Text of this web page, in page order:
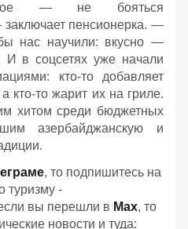
— не бояться
пенсионерка. —
нас научили: вкусно —
И в соцсетях уже начали
кто-то добавляет
кто-то жарит их на гриле.
хитом среди бюджетных
азербайджанскую и
, то подпишитесь на
туризму -
вы перешли в Мах, то
новости и туда: